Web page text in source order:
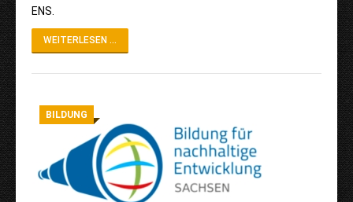
ENS.
WEITERLESEN ...
BILDUNG